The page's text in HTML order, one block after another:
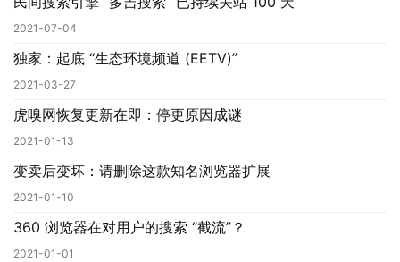
2021-07-04
独家：起底 “生态环境频道 (EETV)”
2021-03-27
虎嗅网恢复更新在即：停更原因成谜
2021-01-13
变卖后变坏：请删除这款知名浏览器扩展
2021-01-10
360 浏览器在对用户的搜索 “截流”？
2021-01-01